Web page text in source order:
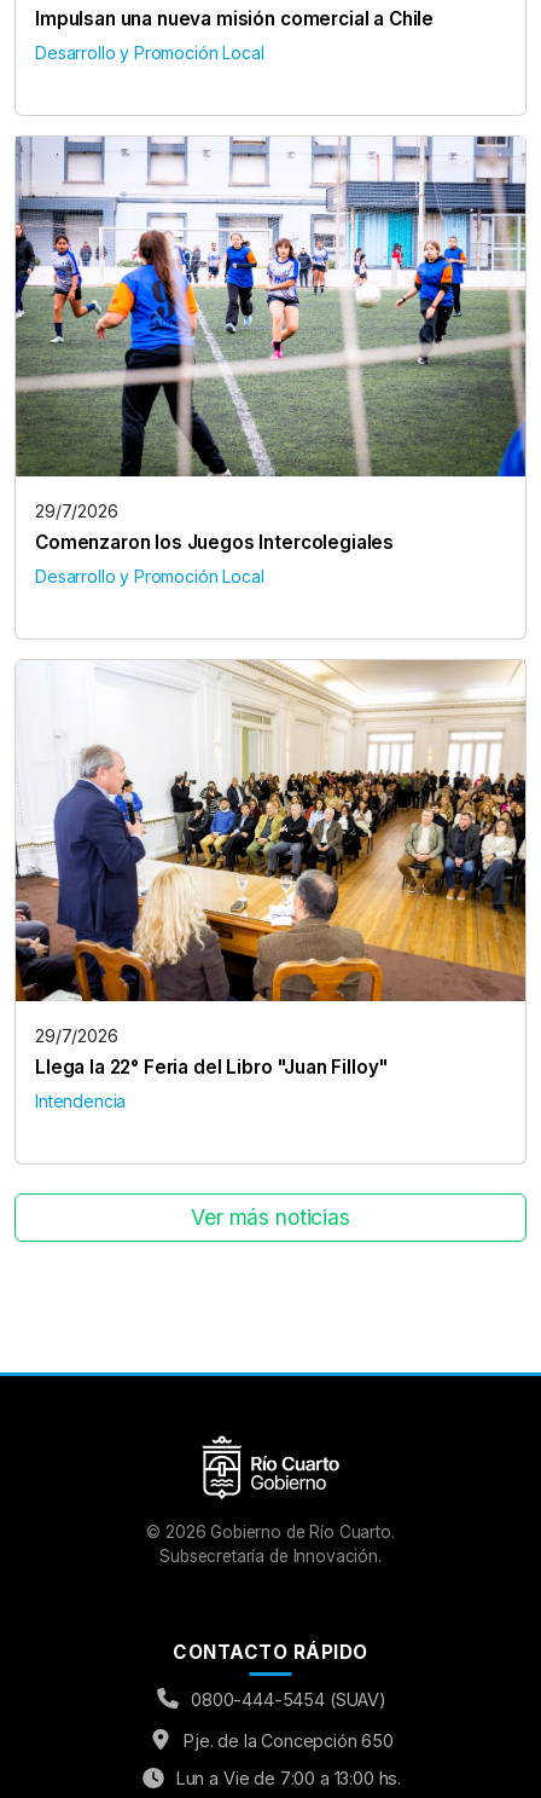
Impulsan una nueva misión comercial a Chile
Desarrollo y Promoción Local
29/7/2026
Comenzaron los Juegos Intercolegiales
Desarrollo y Promoción Local
29/7/2026
Llega la 22° Feria del Libro "Juan Filloy"
Intendencia
Ver más noticias
© 2026 Gobierno de Río Cuarto.
Subsecretaría de Innovación.
CONTACTO RÁPIDO
0800-444-5454 (SUAV)
Pje. de la Concepción 650
Lun a Vie de 7:00 a 13:00 hs.